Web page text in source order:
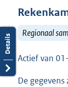
Regionaal
Actief van
De